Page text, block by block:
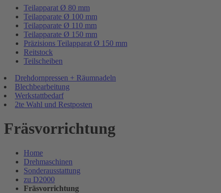
Teilapparat Ø 80 mm
Teilapparate Ø 100 mm
Teilapparate Ø 110 mm
Teilapparate Ø 150 mm
Präzisions Teilapparat Ø 150 mm
Reitstock
Teilscheiben
Drehdornpressen + Räumnadeln
Blechbearbeitung
Werkstattbedarf
2te Wahl und Restposten
Fräsvorrichtung
Home
Drehmaschinen
Sonderausstattung
zu D2000
Fräsvorrichtung